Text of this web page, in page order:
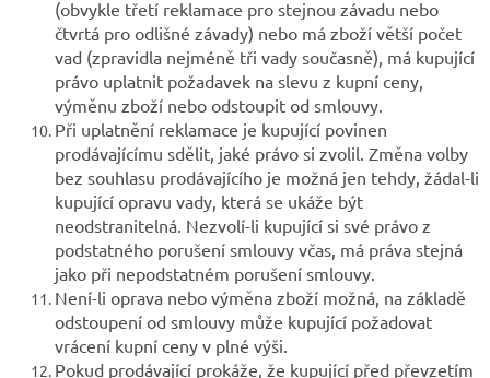
(obvykle třetí reklamace pro stejnou závadu nebo
čtvrtá pro odlišné závady) nebo má zboží větší počet
vad (zpravidla nejméně tři vady současně), má kupující
právo uplatnit požadavek na slevu z kupní ceny,
výměnu zboží nebo odstoupit od smlouvy.
Při uplatnění reklamace je kupující povinen
prodávajícímu sdělit, jaké právo si zvolil. Změna volby
bez souhlasu prodávajícího je možná jen tehdy, žádal-li
kupující opravu vady, která se ukáže být
neodstranitelná. Nezvolí-li kupující si své právo z
podstatného porušení smlouvy včas, má práva stejná
jako při nepodstatném porušení smlouvy.
Není-li oprava nebo výměna zboží možná, na základě
odstoupení od smlouvy může kupující požadovat
vrácení kupní ceny v plné výši.
Pokud prodávající prokáže, že kupující před převzetím